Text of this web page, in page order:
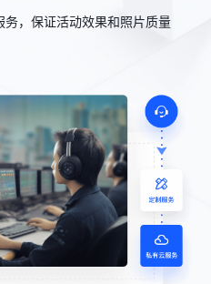
，保证活动效果和照片质量